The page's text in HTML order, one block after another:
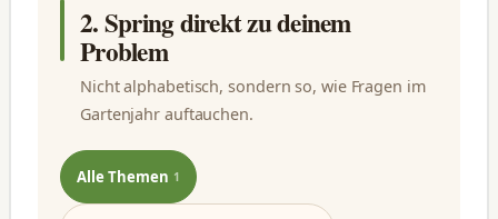
2. Spring direkt zu deinem
Problem
Nicht alphabetisch, sondern so, wie Fragen im
Gartenjahr auftauchen.
Alle Themen 1